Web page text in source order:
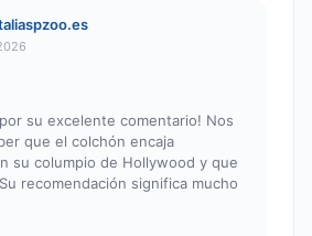
su excelente comentario! Nos
que el colchón encaja
su columpio de Hollywood y que
recomendación significa mucho